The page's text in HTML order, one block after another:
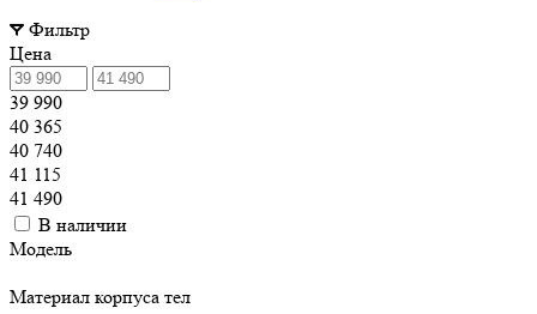
Фильтр
Цена
39 990
40 365
40 740
41 115
41 490
В наличии
Модель
Материал корпуса тел